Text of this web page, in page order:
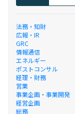
法務・知財
広報・IR
GRC
情報通信
エネルギー
ポストコンサル
経理・財務
営業
事業企画・事業開発
経営企画
総務